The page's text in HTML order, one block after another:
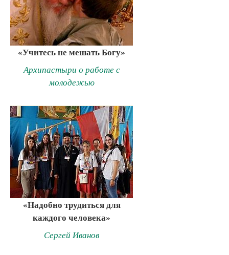
«Учитесь не мешать Богу»
Архипастыри о работе с
молодежью
«Надобно трудиться для
каждого человека»
Сергей Иванов